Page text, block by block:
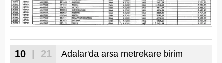
10 | 21
Adalar'da arsa metrekare birim